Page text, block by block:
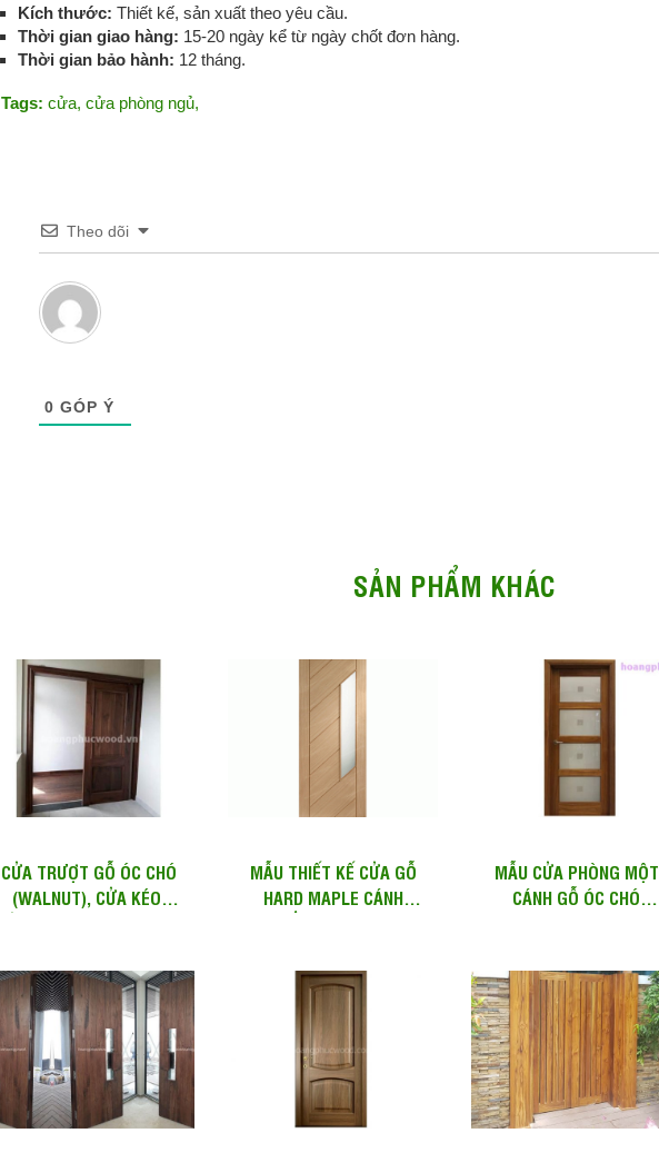
Kích thước: Thiết kế, sản xuất theo yêu cầu.
Thời gian giao hàng: 15-20 ngày kể từ ngày chốt đơn hàng.
Thời gian bảo hành: 12 tháng.
Tags: cửa, cửa phòng ngủ,
Theo dõi
0 GÓP Ý
SẢN PHẨM KHÁC
CỬA TRƯỢT GỖ ÓC CHÓ
(WALNUT), CỬA KÉO,
MẪU THIẾT KẾ CỬA GỖ
HARD MAPLE CÁNH
MẪU CỬA PHÒNG MỘT
CÁNH GỖ ÓC CHÓ